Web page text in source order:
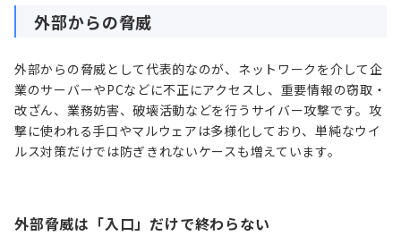
外部からの脅威
外部からの脅威として代表的なのが、ネットワークを介して企
業のサーバーやPCなどに不正にアクセスし、重要情報の窃取・
改ざん、業務妨害、破壊活動などを行うサイバー攻撃です。攻
撃に使われる手口やマルウェアは多様化しており、単純なウイ
ルス対策だけでは防ぎきれないケースも増えています。
外部脅威は「入口」だけで終わらない